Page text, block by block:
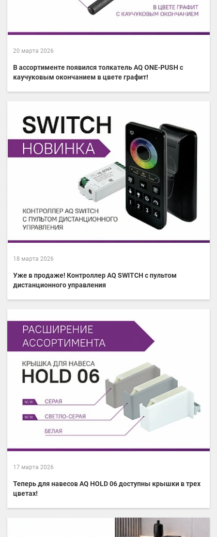
20 марта 2026
В ассортименте появился толкатель AQ ONE-PUSH с
каучуковым окончанием в цвете графит!
18 марта 2026
Уже в продаже! Контроллер AQ SWITCH с пультом
дистанционного управления
17 марта 2026
Теперь для навесов AQ HOLD 06 доступны крышки в трех
цветах!